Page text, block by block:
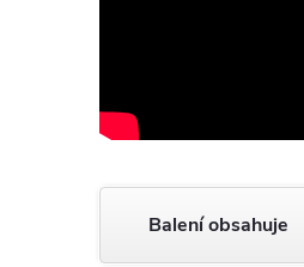
Balení obsahuje